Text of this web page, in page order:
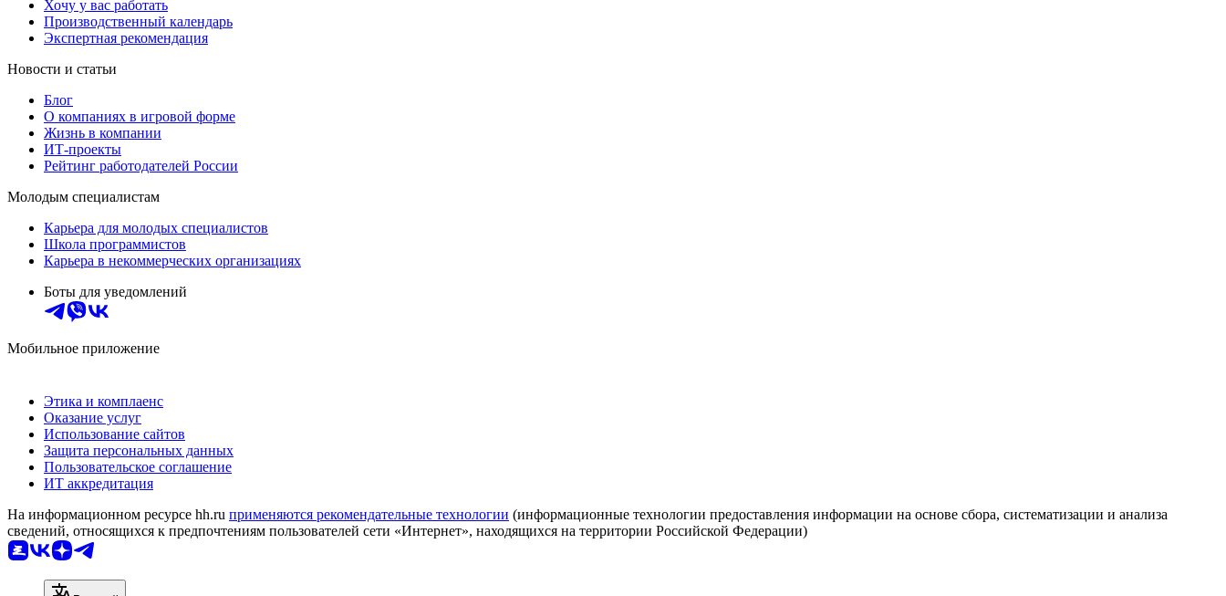
Хочу у вас работать
Производственный календарь
Экспертная рекомендация
Новости и статьи
Блог
О компаниях в игровой форме
Жизнь в компании
ИТ-проекты
Рейтинг работодателей России
Молодым специалистам
Карьера для молодых специалистов
Школа программистов
Карьера в некоммерческих организациях
Боты для уведомлений
Мобильное приложение
Этика и комплаенс
Оказание услуг
Использование сайтов
Защита персональных данных
Пользовательское соглашение
ИТ аккредитация
На информационном ресурсе hh.ru применяются рекомендательные технологии (информационные технологии предоставления информации на основе сбора, систематизации и анализа
сведений, относящихся к предпочтениям пользователей сети «Интернет», находящихся на территории Российской Федерации)